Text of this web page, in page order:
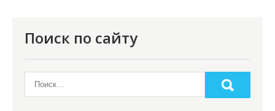
Поиск по сайту